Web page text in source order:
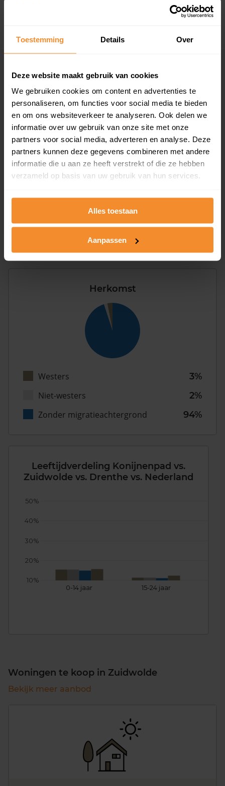
Toestemming Details Over
Deze website maakt gebruik van cookies
We gebruiken cookies om content en advertenties te
personaliseren, om functies voor social media te bieden
en om ons websiteverkeer te analyseren. Ook delen we
informatie over uw gebruik van onze site met onze
partners voor social media, adverteren en analyse. Deze
partners kunnen deze gegevens combineren met andere
informatie die u aan ze heeft verstrekt of die ze hebben
verzameld op basis van uw gebruik van hun services.
Alles toestaan
Aanpassen
0%
Inwoners
Type huishoudens
Eénpersoons
31%
Gezin (met kinderen)
Herkomst
Westers
3%
Niet-westers
2%
Zonder migratieachtergrond
94%
Leeftijdverdeling Konijnenpad vs.
Zuidwolde vs. Drenthe vs. Nederland
0-14 jaar 15-24 jaar
10%
20%
30%
40%
50%
Woningen te koop in Zuidwolde
Bekijk meer aanbod